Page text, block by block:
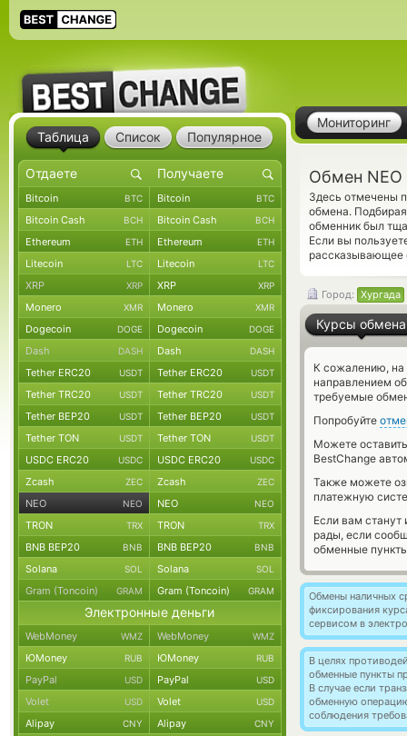
Мониторинг
Обмен NEO
Здесь отмечены
обмена.
обменник был
Если вы
рассказывающее
Город: Хургада
Курсы обмена
К сожалению, на
направлением
требуемые
Попробуйте
Можете
BestChange
Также можете
платежную
Если вам
рады, если
обменные
Обмены наличных
фиксирования
сервисом в
В целях
обменные пункты
В случае если
обменную
соблюдения
Таблица Список Популярное
Bitcoin BTC Bitcoin BTC
Bitcoin Cash BCH Bitcoin Cash BCH
Ethereum ETH Ethereum ETH
Litecoin LTC Litecoin LTC
XRP XRP XRP XRP
Monero XMR Monero XMR
Dogecoin DOGE Dogecoin DOGE
Dash DASH Dash DASH
Tether ERC20 USDT Tether ERC20 USDT
Tether TRC20 USDT Tether TRC20 USDT
Tether BEP20 USDT Tether BEP20 USDT
Tether TON USDT Tether TON USDT
USDC ERC20 USDC USDC ERC20 USDC
Zcash ZEC Zcash ZEC
NEO NEO NEO NEO
TRON TRX TRON TRX
BNB BEP20 BNB BNB BEP20 BNB
Solana SOL Solana SOL
Gram (Toncoin) GRAM Gram (Toncoin) GRAM
Электронные деньги
WebMoney WMZ WebMoney WMZ
ЮMoney RUB ЮMoney RUB
PayPal USD PayPal USD
Volet USD Volet USD
Alipay CNY Alipay CNY